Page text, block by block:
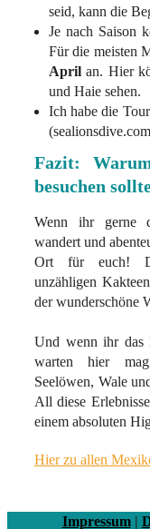
seid, kann die
Je nach Saison
Für die meisten
April an. Hier
und Haie sehen.
Ich habe die
Fazit:
besuchen
Wenn ihr gerne
wandert und
Ort für euch!
unzähligen
der wunderschöne
Und wenn ihr das
warten hier
Seelöwen, Wale
All diese
einem absoluten
Hier zu allen
Impressum|